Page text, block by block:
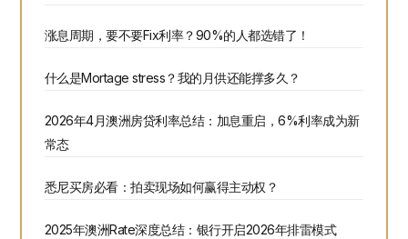
涨息周期，要不要Fix利率？90%的人都选错了！
什么是Mortage stress？我的月供还能撑多久？
2026年4月澳洲房贷利率总结：加息重启，6%利率成为新
常态
悉尼买房必看：拍卖现场如何赢得主动权？
2025年澳洲Rate深度总结：银行开启2026年排雷模式